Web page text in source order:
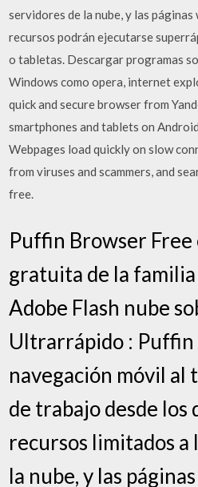
servidores de la nube, y las páginas
recursos podrán ejecutarse
o tabletas. Descargar programas
Windows como opera, internet
quick and secure browser from
smartphones and tablets on
Webpages load quickly on slow
from viruses and scammers, and
free.
Puffin Browser Free
gratuita de la
Adobe Flash nube
Ultrarrápido : Puffin
navegación móvil al
de trabajo desde los
recursos limitados a
la nube, y las